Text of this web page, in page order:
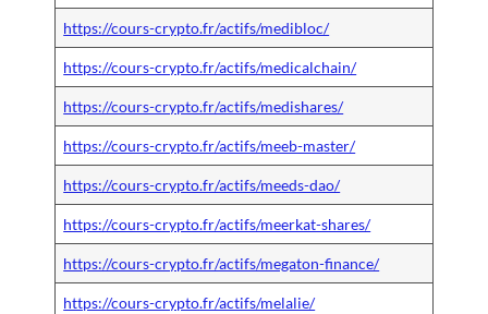
https://cours-crypto.fr/actifs/medibloc/
https://cours-crypto.fr/actifs/medicalchain/
https://cours-crypto.fr/actifs/medishares/
https://cours-crypto.fr/actifs/meeb-master/
https://cours-crypto.fr/actifs/meeds-dao/
https://cours-crypto.fr/actifs/meerkat-shares/
https://cours-crypto.fr/actifs/megaton-finance/
https://cours-crypto.fr/actifs/melalie/